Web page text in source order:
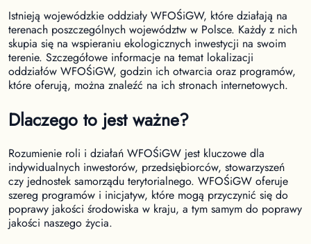
Istnieją wojewódzkie oddziały WFOŚiGW, które działają na
terenach poszczególnych województw w Polsce. Każdy z nich
skupia się na wspieraniu ekologicznych inwestycji na swoim
terenie. Szczegółowe informacje na temat lokalizacji
oddziałów WFOŚiGW, godzin ich otwarcia oraz programów,
które oferują, można znaleźć na ich stronach internetowych.
Dlaczego to jest ważne?
Rozumienie roli i działań WFOŚiGW jest kluczowe dla
indywidualnych inwestorów, przedsiębiorców, stowarzyszeń
czy jednostek samorządu terytorialnego. WFOŚiGW oferuje
szereg programów i inicjatyw, które mogą przyczynić się do
poprawy jakości środowiska w kraju, a tym samym do poprawy
jakości naszego życia.